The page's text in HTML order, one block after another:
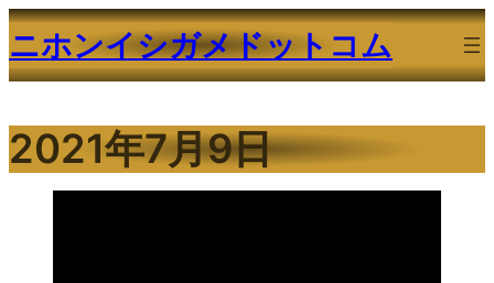
内
容
を
キ
ッ
ニホンイシガメドットコム
2021年7月9日